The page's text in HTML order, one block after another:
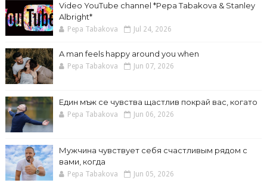
Video YouTube channel *Pepa Tabakova & Stanley
Albright*
Pepa Tabakova Jul 24, 2026
A man feels happy around you when
Pepa Tabakova Jun 07, 2026
Един мъж се чувства щастлив покрай вас, когато
Pepa Tabakova Jun 06, 2026
Мужчина чувствует себя счастливым рядом с
вами, когда
Pepa Tabakova Jun 05, 2026